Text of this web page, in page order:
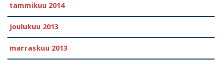
tammikuu 2014
joulukuu 2013
marraskuu 2013